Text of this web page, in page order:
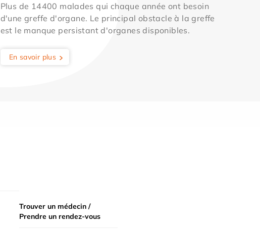
Plus de 14400 malades qui chaque année ont besoin
d'une greffe d'organe. Le principal obstacle à la greffe
est le manque persistant d'organes disponibles.
En savoir plus
Trouver un médecin /
Prendre un rendez-vous